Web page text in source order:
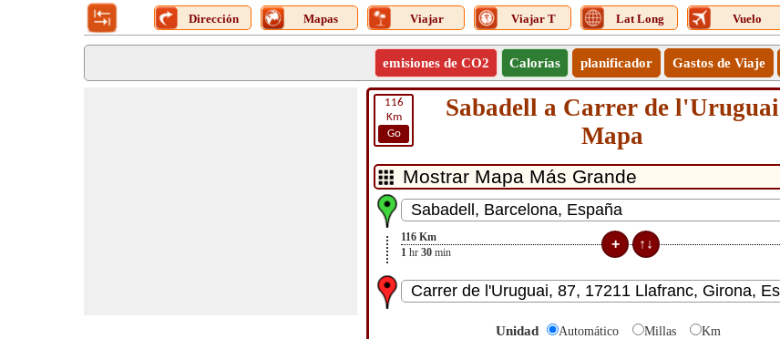
Dirección Mapas Viajar Viajar T Lat Long Vuelo
emisiones de CO2 Calorías planificador Gastos de Viaje
116
Km
Go
Sabadell a Carrer de l'Uruguai
Mapa
116 Km
1 hr 30 min
Unidad Automático Millas Km